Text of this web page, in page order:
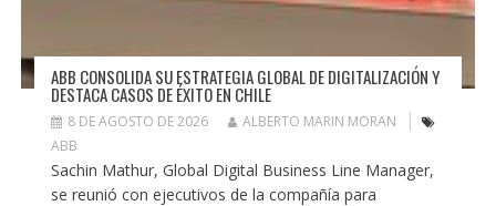
ABB CONSOLIDA SU ESTRATEGIA GLOBAL DE DIGITALIZACIÓN Y
DESTACA CASOS DE ÉXITO EN CHILE
8 DE AGOSTO DE 2026
ALBERTO MARIN MORAN
ABB
Sachin Mathur, Global Digital Business Line Manager,
se reunió con ejecutivos de la compañía para